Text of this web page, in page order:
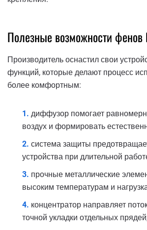
Полезные возможности фенов
Производитель оснастил свои
функций, которые делают процесс
более комфортным:
диффузор помогает
воздух и формировать
система защиты
устройства при длительной
прочные металлические
высоким температурам и
концентратор направляет
точной укладки отдельных